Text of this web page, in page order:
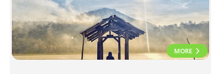
MORE